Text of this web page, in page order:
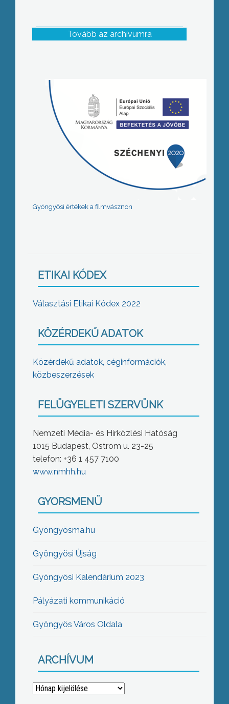
Tovább az archívumra
Gyöngyösi értékek a filmvásznon
ETIKAI KÓDEX
Választási Etikai Kódex 2022
KÖZÉRDEKŰ ADATOK
Közérdekű adatok, céginformációk,
közbeszerzések
FELÜGYELETI SZERVÜNK
Nemzeti Média- és Hírközlési Hatóság
1015 Budapest, Ostrom u. 23-25
telefon: +36 1 457 7100
www.nmhh.hu
GYORSMENÜ
Gyöngyösma.hu
Gyöngyösi Újság
Gyöngyösi Kalendárium 2023
Pályázati kommunikáció
Gyöngyös Város Oldala
ARCHÍVUM
Archívum